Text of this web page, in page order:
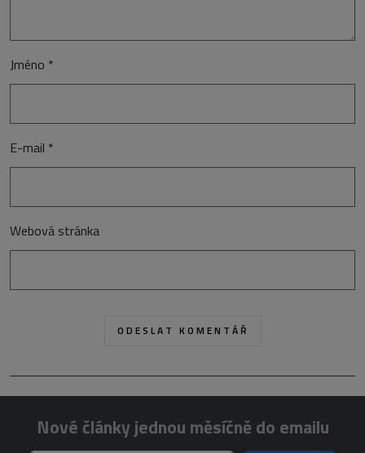
Jméno *
E-mail *
Webová stránka
Nové články jednou měsíčně do emailu